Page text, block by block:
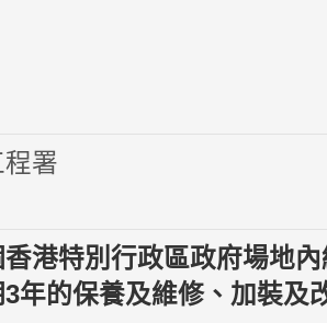
署
港特別行政區政府場地
年的保養及維修、加裝及